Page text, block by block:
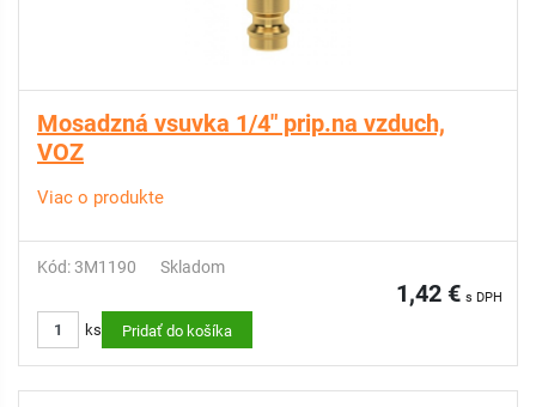
Mosadzná vsuvka 1/4" prip.na vzduch,
VOZ
Viac o produkte
Kód: 3M1190 Skladom
1,42 € s DPH
ks Pridať do košíka